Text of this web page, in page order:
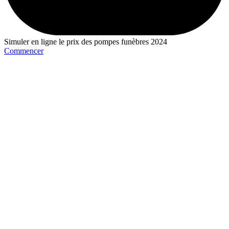
Simuler en ligne le prix des pompes funèbres 2024
Commencer